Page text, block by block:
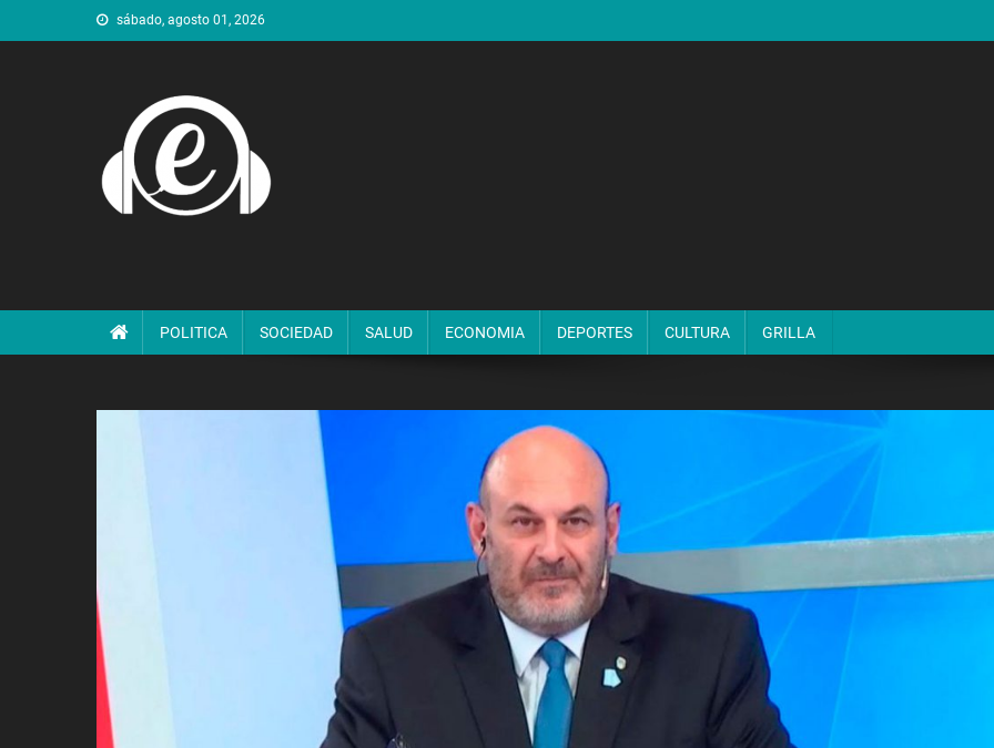
al
sábado, agosto 01, 2026
POLITICA SOCIEDAD SALUD ECONOMIA DEPORTES CULTURA GRILLA